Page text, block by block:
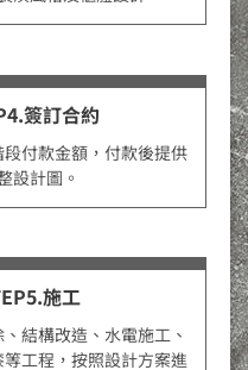
簽訂合約
付款金額，付款後提供
設計圖。
施工
結構改造、水電施工、
工程，按照設計方案進